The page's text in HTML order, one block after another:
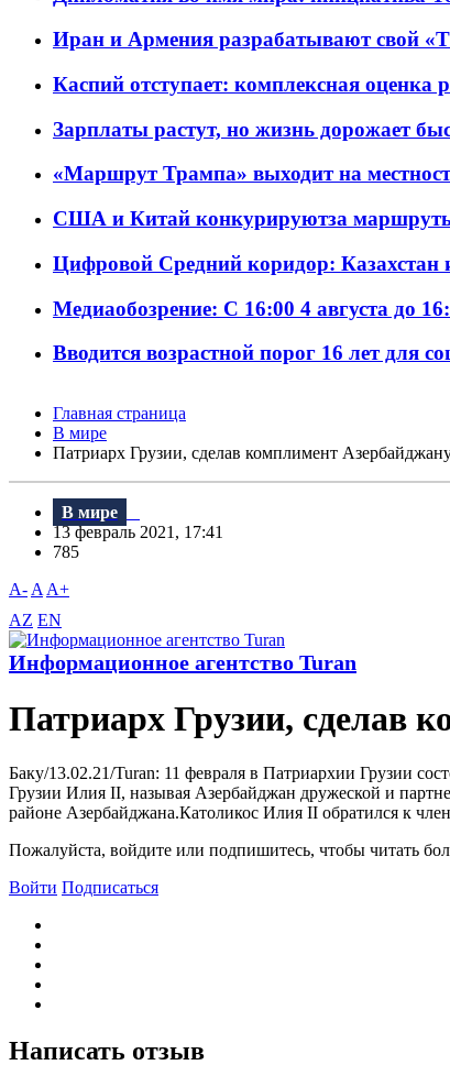
Иран и Армения разрабатывают свой
Каспий отступает: комплексная оценка
Зарплаты растут, но жизнь дорожает
«Маршрут Трампа» выходит на
США и Китай конкурируютза
Цифровой Средний коридор: Казахстан
Медиаобозрение: С 16:00 4 августа до
Вводится возрастной порог 16 лет для
Главная страница
В мире
Патриарх Грузии, сделав комплимент
В мире
13 февраль 2021, 17:41
785
A- A A+
AZ EN
Информационное агентство Turan
Патриарх Грузии, сделав
Баку/13.02.21/Turan: 11 февраля в Патриархии Грузии
Грузии Илия II, называя Азербайджан дружеской и
районе Азербайджана.Католикос Илия II обратился к
Пожалуйста, войдите или подпишитесь, чтобы читать
Войти Подписаться
Написать отзыв